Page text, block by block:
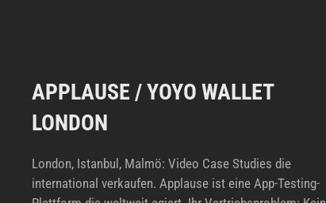
APPLAUSE / YOYO WALLET
LONDON
London, Istanbul, Malmö: Video Case Studies die
international verkaufen. Applause ist eine App-Testing-